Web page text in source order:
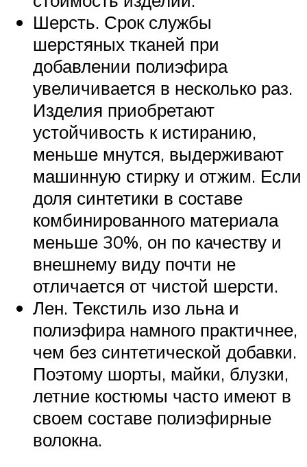
Шерсть. Срок службы
шерстяных тканей при
добавлении полиэфира
увеличивается в несколько раз.
Изделия приобретают
устойчивость к истиранию,
меньше мнутся, выдерживают
машинную стирку и отжим. Если
доля синтетики в составе
комбинированного материала
меньше 30%, он по качеству и
внешнему виду почти не
отличается от чистой шерсти.
Лен. Текстиль изо льна и
полиэфира намного практичнее,
чем без синтетической добавки.
Поэтому шорты, майки, блузки,
летние костюмы часто имеют в
своем составе полиэфирные
волокна.